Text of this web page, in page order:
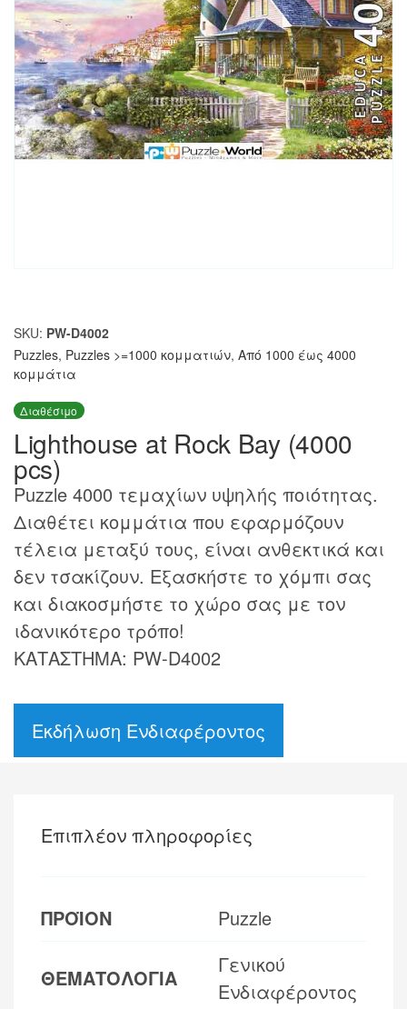
SKU: PW-D4002
Puzzles, Puzzles >=1000 κομματιών, Από 1000 έως 4000
κομμάτια
Διαθέσιμο
Lighthouse at Rock Bay (4000
pcs)
Puzzle 4000 τεμαχίων υψηλής ποιότητας.
Διαθέτει κομμάτια που εφαρμόζουν
τέλεια μεταξύ τους, είναι ανθεκτικά και
δεν τσακίζουν. Εξασκήστε το χόμπι σας
και διακοσμήστε το χώρο σας με τον
ιδανικότερο τρόπο!
ΚΑΤΑΣΤΗΜΑ: PW-D4002
Εκδήλωση Ενδιαφέροντος
Επιπλέον πληροφορίες
ΠΡΟΪΟΝ Puzzle
ΘΕΜΑΤΟΛΟΓΙΑ
Γενικού
Ενδιαφέροντος